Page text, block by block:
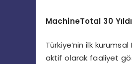
MachineTotal 30
Türkiye’nin ilk
aktif olarak faaliyet